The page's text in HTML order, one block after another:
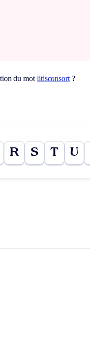
du mot litisconsort?
R S T U